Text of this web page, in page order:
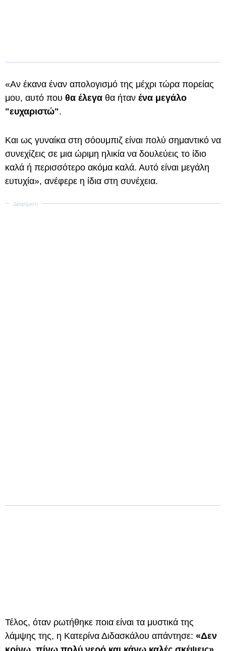
«Αν έκανα έναν απολογισμό της μέχρι τώρα πορείας
μου, αυτό που θα έλεγα θα ήταν ένα μεγάλο
"ευχαριστώ".
Και ως γυναίκα στη σόουμπιζ είναι πολύ σημαντικό να
συνεχίζεις σε μια ώριμη ηλικία να δουλεύεις το ίδιο
καλά ή περισσότερο ακόμα καλά. Αυτό είναι μεγάλη
ευτυχία», ανέφερε η ίδια στη συνέχεια.
Τέλος, όταν ρωτήθηκε ποια είναι τα μυστικά της
λάμψης της, η Κατερίνα Διδασκάλου απάντησε: «Δεν